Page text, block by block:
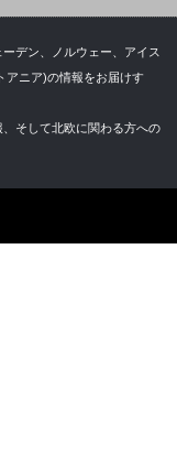
デン、ノルウェー、アイス
アニア)の情報をお届けす
そして北欧に関わる方への